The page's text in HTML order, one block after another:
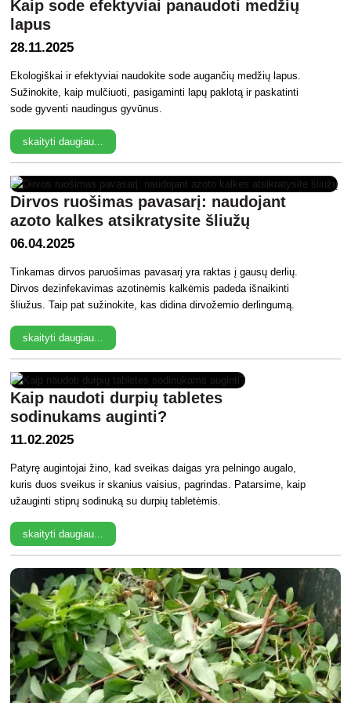
Kaip sode efektyviai panaudoti medžių
lapus
28.11.2025
Ekologiškai ir efektyviai naudokite sode augančių medžių lapus.
Sužinokite, kaip mulčiuoti, pasigaminti lapų paklotą ir paskatinti
sode gyventi naudingus gyvūnus.
skaityti daugiau...
Dirvos ruošimas pavasarį: naudojant
azoto kalkes atsikratysite šliužų
06.04.2025
Tinkamas dirvos paruošimas pavasarį yra raktas į gausų derlių.
Dirvos dezinfekavimas azotinėmis kalkėmis padeda išnaikinti
šliužus. Taip pat sužinokite, kas didina dirvožemio derlingumą.
skaityti daugiau...
Kaip naudoti durpių tabletes
sodinukams auginti?
11.02.2025
Patyrę augintojai žino, kad sveikas daigas yra pelningo augalo,
kuris duos sveikus ir skanius vaisius, pagrindas. Patarsime, kaip
užauginti stiprų sodinuką su durpių tabletėmis.
skaityti daugiau...